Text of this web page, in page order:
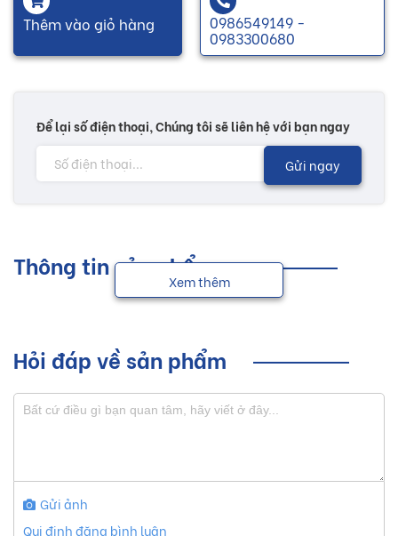
Thêm vào giỏ hàng 0986549149 -
0983300680
Để lại số điện thoại, Chúng tôi sẽ liên hệ với bạn ngay
Gửi ngay
Thông tin sản phẩm
Xem thêm
Hỏi đáp về sản phẩm
Gửi ảnh
Qui định đăng bình luận